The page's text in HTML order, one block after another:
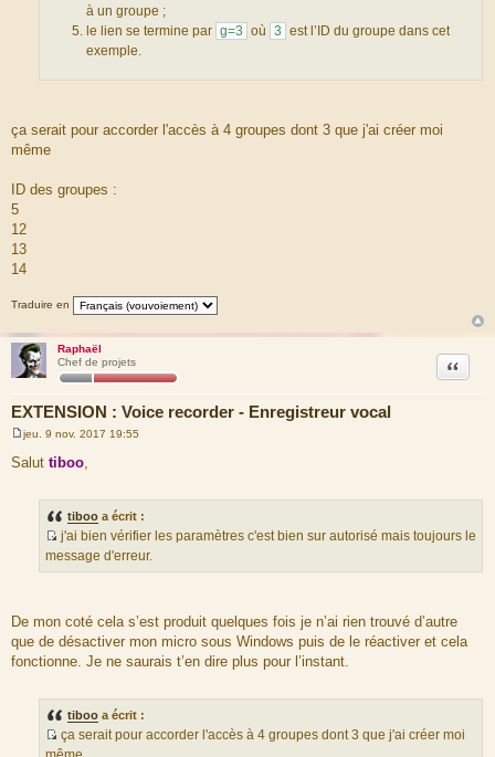
à un groupe ;
le lien se termine par g=3 où 3 est l’ID du groupe dans cet
exemple.
ça serait pour accorder l'accès à 4 groupes dont 3 que j'ai créer moi
même
ID des groupes :
5
12
13
14
Traduire en
Raphaël
Chef de projets
EXTENSION : Voice recorder - Enregistreur vocal
Citation
M
e
s
jeu. 9 nov. 2017 19:55
Salut tiboo
tiboo a écrit :
S
o
c
e
d
m
e
s
j'ai bien vérifier les paramètres c'est bien sur autorisé mais toujours le
message d'erreur.
De mon coté cela s’est produit quelques fois je n’ai rien trouvé d’autre
que de désactiver mon micro sous Windows puis de le réactiver et cela
fonctionne. Je ne saurais t’en dire plus pour l’instant.
tiboo a écrit :
S
ça serait pour accorder l'accès à 4 groupes dont 3 que j'ai créer moi